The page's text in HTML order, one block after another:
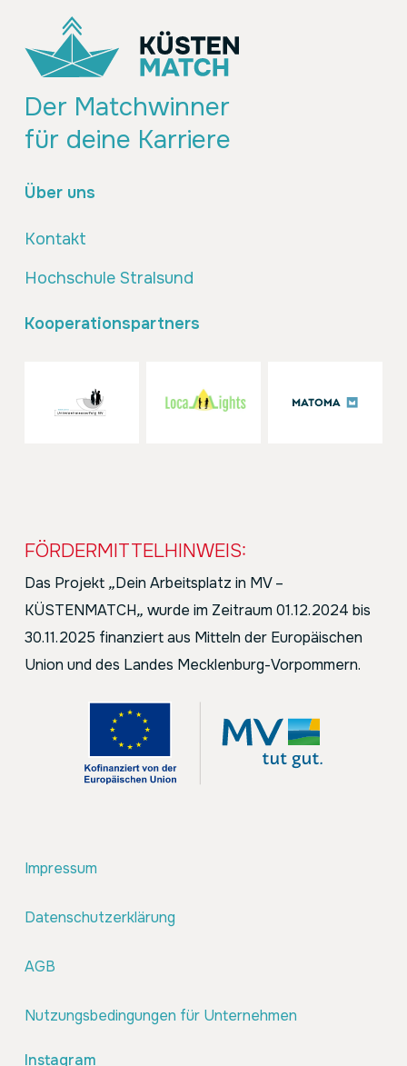
Der Matchwinner
für deine Karriere
Über uns
Kontakt
Hochschule Stralsund
Kooperationspartners
FÖRDERMITTELHINWEIS:
Das Projekt „Dein Arbeitsplatz in MV –
KÜSTENMATCH„ wurde im Zeitraum 01.12.2024 bis
30.11.2025 finanziert aus Mitteln der Europäischen
Union und des Landes Mecklenburg-Vorpommern.
Impressum
Datenschutzerklärung
AGB
Nutzungsbedingungen für Unternehmen
Instagram